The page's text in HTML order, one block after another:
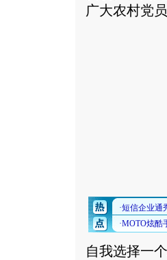
广大农村党
自我选择一